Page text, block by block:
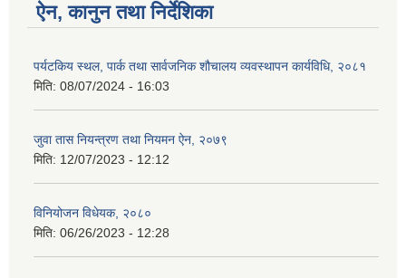
ऐन, कानुन तथा निर्देशिका
पर्यटकिय स्थल, पार्क तथा सार्वजनिक शौचालय व्यवस्थापन कार्यविधि, २०८१
मिति: 08/07/2024 - 16:03
जुवा तास नियन्त्रण तथा नियमन ऐन, २०७९
मिति: 12/07/2023 - 12:12
विनियोजन विधेयक, २०८०
मिति: 06/26/2023 - 12:28